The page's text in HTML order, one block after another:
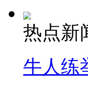
热点新
牛人练